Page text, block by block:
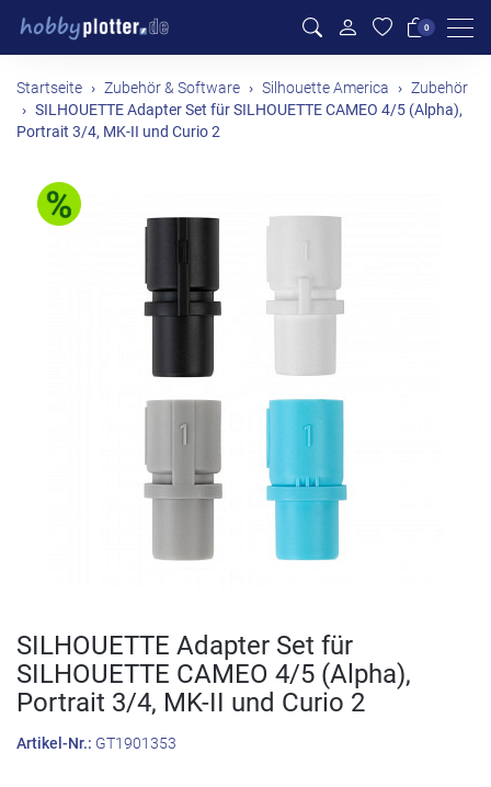
0
Startseite Zubehör & Software Silhouette America Zubehör
SILHOUETTE Adapter Set für SILHOUETTE CAMEO 4/5 (Alpha),
Portrait 3/4, MK-II und Curio 2
SILHOUETTE Adapter Set für
SILHOUETTE CAMEO 4/5 (Alpha),
Portrait 3/4, MK-II und Curio 2
Artikel-Nr.: GT1901353